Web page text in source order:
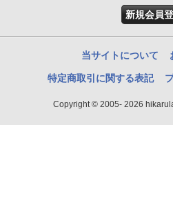
新規会員
当サイトについて
特定商取引に関する表記
Copyright © 2005- 2026